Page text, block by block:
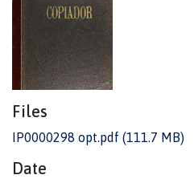
Files
IP0000298 opt.pdf (111.7 MB)
Date